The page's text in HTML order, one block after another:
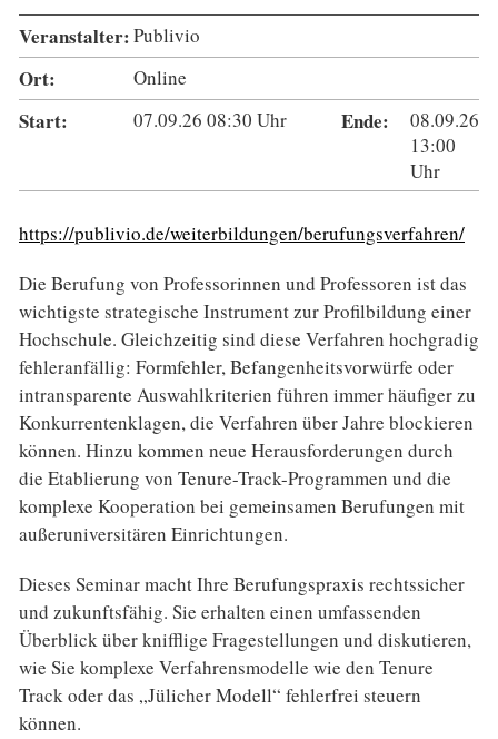
Veranstalter:Publivio
Ort: Online
Start: 07.09.26 08:30 Uhr Ende:
08.09.26
13:00
Uhr
https://publivio.de/weiterbildungen/berufungsverfahren/
Die Berufung von Professorinnen und Professoren ist das
wichtigste strategische Instrument zur Profilbildung einer
Hochschule. Gleichzeitig sind diese Verfahren hochgradig
fehleranfällig: Formfehler, Befangenheitsvorwürfe oder
intransparente Auswahlkriterien führen immer häufiger zu
Konkurrentenklagen, die Verfahren über Jahre blockieren
können. Hinzu kommen neue Herausforderungen durch
die Etablierung von Tenure-Track-Programmen und die
komplexe Kooperation bei gemeinsamen Berufungen mit
außeruniversitären Einrichtungen.
Dieses Seminar macht Ihre Berufungspraxis rechtssicher
und zukunftsfähig. Sie erhalten einen umfassenden
Überblick über knifflige Fragestellungen und diskutieren,
wie Sie komplexe Verfahrensmodelle wie den Tenure
Track oder das „Jülicher Modell“ fehlerfrei steuern
können.